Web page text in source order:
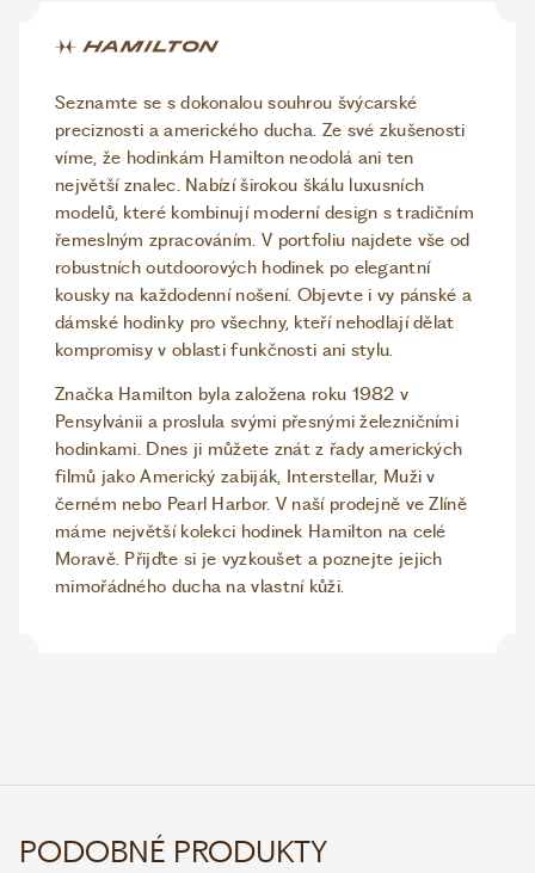
Seznamte se s dokonalou souhrou švýcarské
preciznosti a amerického ducha. Ze své zkušenosti
víme, že hodinkám Hamilton neodolá ani ten
největší znalec. Nabízí širokou škálu luxusních
modelů, které kombinují moderní design s tradičním
řemeslným zpracováním. V portfoliu najdete vše od
robustních outdoorových hodinek po elegantní
kousky na každodenní nošení. Objevte i vy pánské a
dámské hodinky pro všechny, kteří nehodlají dělat
kompromisy v oblasti funkčnosti ani stylu.
Značka Hamilton byla založena roku 1982 v
Pensylvánii a proslula svými přesnými železničními
hodinkami. Dnes ji můžete znát z řady amerických
filmů jako Americký zabiják, Interstellar, Muži v
černém nebo Pearl Harbor. V naší prodejně ve Zlíně
máme největší kolekci hodinek Hamilton na celé
Moravě. Přijďte si je vyzkoušet a poznejte jejich
mimořádného ducha na vlastní kůži.
PODOBNÉ PRODUKTY